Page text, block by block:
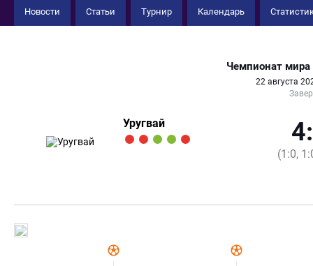
Новости Статьи Турнир Календарь
Чемпионат мира
22 августа
Уругвай
(1:0,